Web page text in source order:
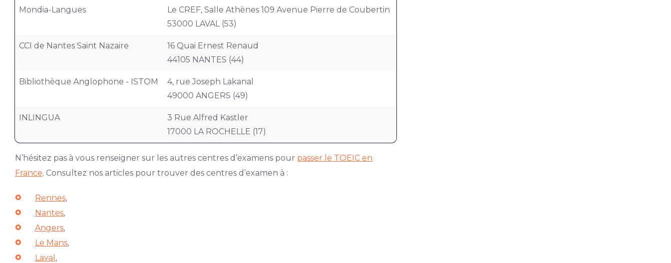
Mondia-Langues
Le CREF, Salle Athènes 109 Avenue Pierre de Coubertin
53000 LAVAL (53)
CCI de Nantes Saint Nazaire
16 Quai Ernest Renaud
44105 NANTES (44)
Bibliothèque Anglophone - ISTOM
4, rue Joseph Lakanal
49000 ANGERS (49)
INLINGUA
3 Rue Alfred Kastler
17000 LA ROCHELLE (17)
N’hésitez pas à vous renseigner sur les autres centres d’examens pour passer le TOEIC en
France. Consultez nos articles pour trouver des centres d’examen à :
Rennes,
Nantes,
Angers,
Le Mans,
Laval ,